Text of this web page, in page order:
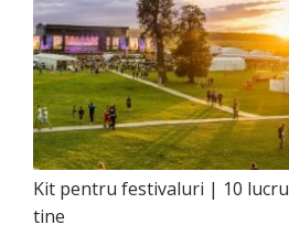
Kit pentru festivaluri | 10
tine